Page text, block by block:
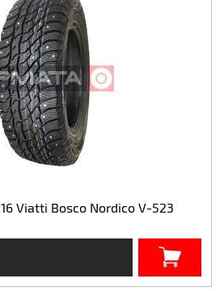
Viatti Bosco Nordico V-523